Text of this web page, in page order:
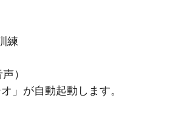
練
）
」が自動起動します。